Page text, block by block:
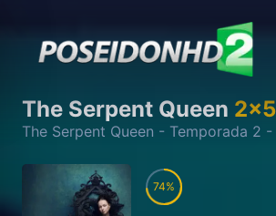
The Serpent Queen 2x5
The Serpent Queen - Temporada 2 -
74